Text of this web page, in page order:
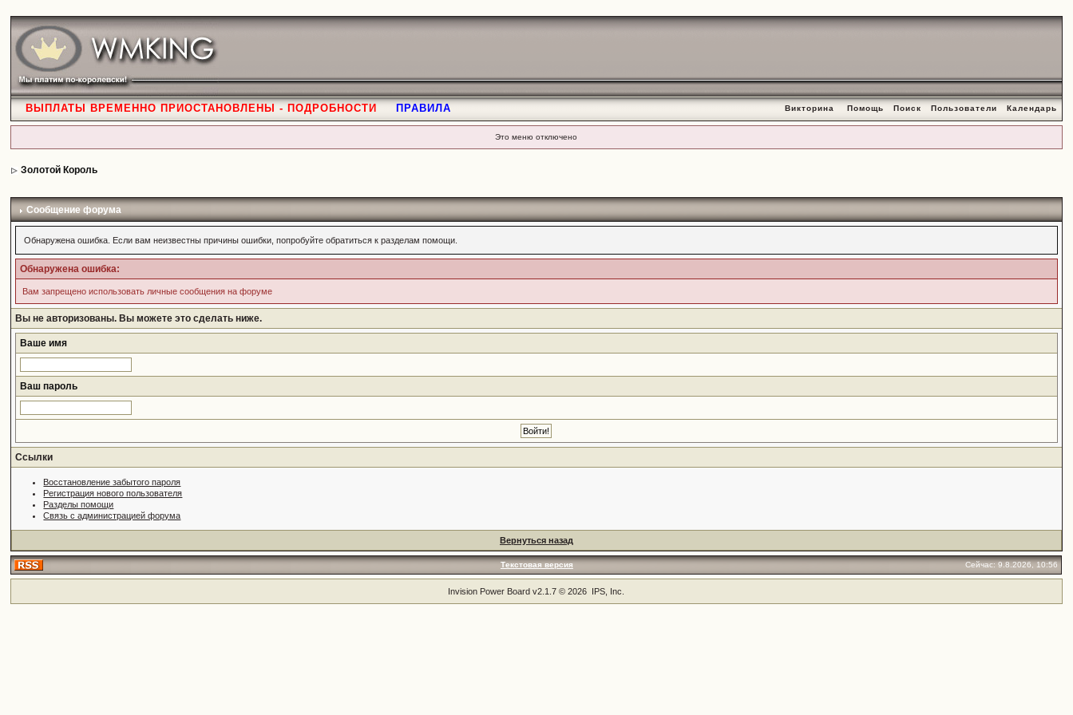
ВЫПЛАТЫ ВРЕМЕННО ПРИОСТАНОВЛЕНЫ - ПОДРОБНОСТИ ПРАВИЛА Викторина Помощь Поиск Пользователи Календарь
Это меню отключено
Золотой Король
Сообщение форума
Обнаружена ошибка. Если вам неизвестны причины ошибки, попробуйте обратиться к разделам помощи.
Обнаружена ошибка:
Вам запрещено использовать личные сообщения на форуме
Вы не авторизованы. Вы можете это сделать ниже.
Ваше имя
Ваш пароль
Ссылки
Восстановление забытого пароля
Регистрация нового пользователя
Разделы помощи
Связь с администрацией форума
Вернуться назад
Текстовая версия Сейчас: 9.8.2026, 10:56
Invision Power Board v2.1.7 © 2026 IPS, Inc.